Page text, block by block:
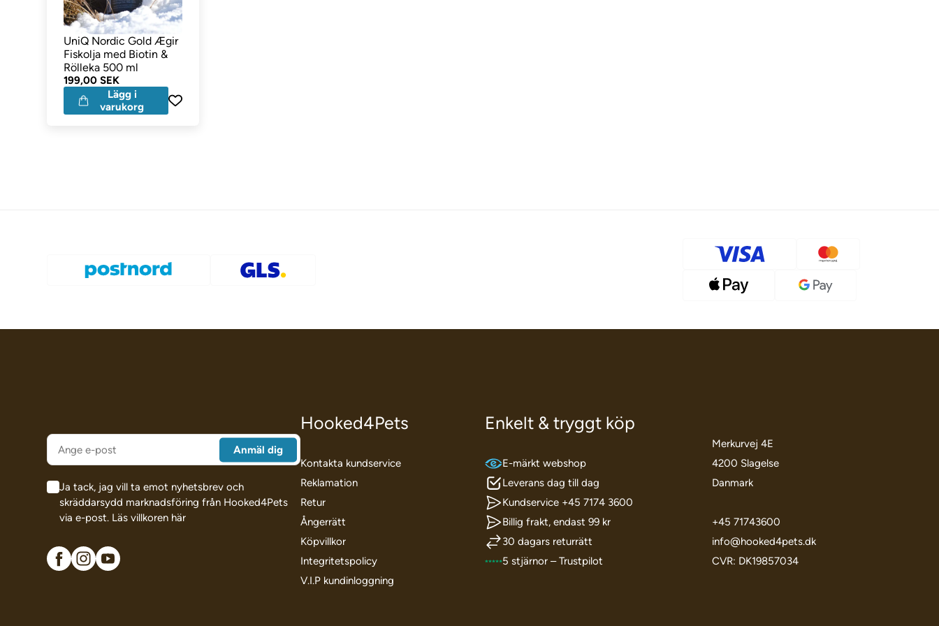
UniQ Nordic Gold Ægir
Fiskolja med Biotin &
Rölleka 500 ml
199,00 SEK
Lägg i
varukorg
Ja tack, jag vill ta emot nyhetsbrev och
skräddarsydd marknadsföring från Hooked4Pets
via e-post. Läs villkoren här
Hooked4Pets
Kontakta kundservice
Reklamation
Retur
Ångerrätt
Köpvillkor
Integritetspolicy
V.I.P kundinloggning
Enkelt & tryggt köp
E-märkt webshop
Leverans dag till dag
Kundservice +45 7174 3600
Billig frakt, endast 99 kr
30 dagars returrätt
5 stjärnor – Trustpilot
Merkurvej 4E
4200 Slagelse
Danmark
+45 71743600
info@hooked4pets.dk
CVR: DK19857034